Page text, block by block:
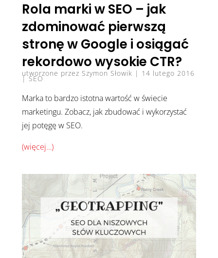
Rola marki w SEO – jak
zdominować pierwszą
stronę w Google i osiągać
rekordowo wysokie CTR?
utworzone przez Szymon Słowik | 14 lutego 2016
|SEO
Marka to bardzo istotna wartość w świecie
marketingu. Zobacz, jak zbudować i wykorzystać
jej potęgę w SEO.
(więcej…)